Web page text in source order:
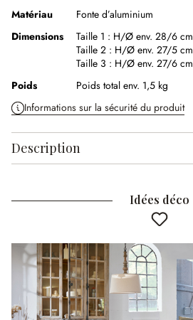
Matériau
Fonte d’aluminium
Dimensions
Taille 1 : H/Ø env. 28/6 cm
Taille 2 : H/Ø env. 27/5 cm
Taille 3 : H/Ø env. 27/6 cm
Poids
Poids total env. 1,5 kg
Informations sur la sécurité du produit
Description
Idées déco